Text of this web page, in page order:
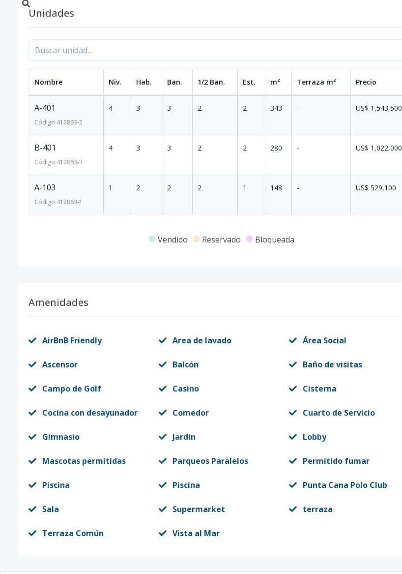
Unidades
Nombre Niv. Hab. Ban. 1/2 Ban. Est. m² Terraza m² Precio
A-401
Código 412863-2
4 3 3 2 2 343 - US$ 1,543,500
B-401
Código 412863-3
4 3 3 2 2 280 - US$ 1,022,000
A-103
Código 412863-1
1 2 2 2 1 148 - US$ 529,100
Vendido Reservado Bloqueada
Amenidades
AirBnB Friendly Area de lavado Área Social
Ascensor Balcón Baño de visitas
Campo de Golf Casino Cisterna
Cocina con desayunador Comedor Cuarto de Servicio
Gimnasio Jardín Lobby
Mascotas permitidas Parqueos Paralelos Permitido fumar
Piscina Piscina Punta Cana Polo Club
Sala Supermarket terraza
Terraza Común Vista al Mar